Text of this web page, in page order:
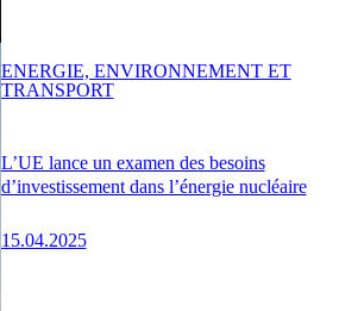
L’UE lance un examen des besoins
d’investissement dans l’énergie nucléaire
15.04.2025
ENERGIE, ENVIRONNEMENT ET
TRANSPORT